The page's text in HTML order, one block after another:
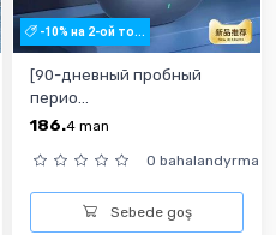
-10% на 2-ой то...
[90-дневный пробный
перио...
186.4 man
0 bahalandyrma
Sebede goş